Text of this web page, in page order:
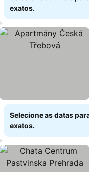
exatos.
Selecione as datas
exatos.